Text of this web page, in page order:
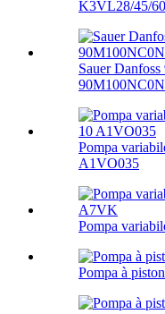
K3VL28/45/
Sauer
Pompa
A1VO035
Pompa
Pompa à